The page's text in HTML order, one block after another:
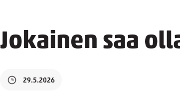
Jokainen saa
29.5.2026